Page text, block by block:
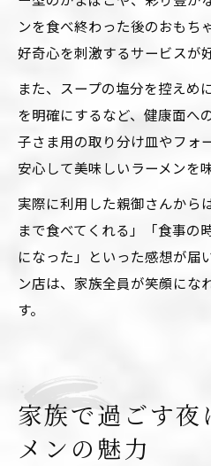
ンを食べ終わった後のおもち
好奇心を刺激するサービスが
また、スープの塩分を控えめ
を明確にするなど、健康面へ
子さま用の取り分け皿やフォ
安心して美味しいラーメンを
実際に利用した親御さんから
まで食べてくれる」「食事の
になった」といった感想が届
ン店は、家族全員が笑顔にな
す。
家族で過ごす夜
メンの魅力